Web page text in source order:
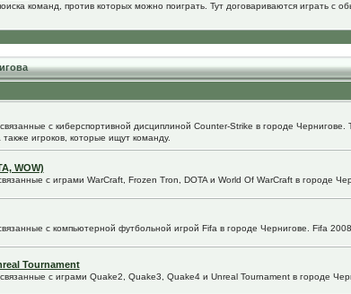
команд, против которых можно поиграть. Тут договариваются играть
с киберспортивной дисциплиной Counter-Strike в городе
игроков, которые ищут команду.
WOW)
с играми WarCraft, Frozen Tron, DOTA и World Of WarCraft в городе
с компьютерной футбольной игрой Fifa в городе Чернигове. Fifa
Tournament
с играми Quake2, Quake3, Quake4 и Unreal Tournament в городе